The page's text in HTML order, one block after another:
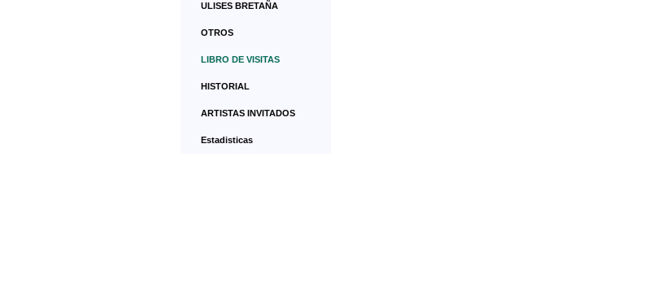
ULISES BRETAÑA
OTROS
LIBRO DE VISITAS
HISTORIAL
ARTISTAS INVITADOS
Estadisticas